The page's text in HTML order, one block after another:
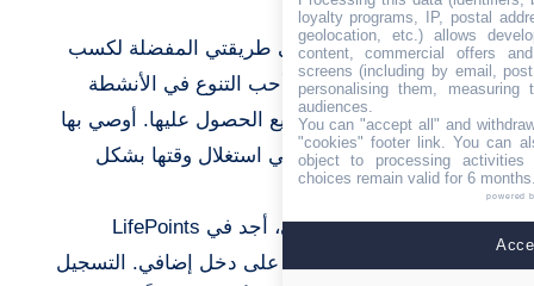
آراء المستخدمين
سارة:
“LifePoints هي طريقتي المفضلة لكسب
بعض المال الإضافي. أحب التنوع في الأنشطة
والمكافآت التي أستطيع الحصول عليها. أوصي بها
بشدة لكل أم ترغب في استغلال وقتها بشكل
مثمر!”
أحمد:
“كطالب جامعي، أجد في LifePoints
طريقة رائعة للحصول على دخل إضافي. التسجيل
loyalty programs, IP, postal
geolocation, etc.) allows
content, commercial offers
screens (including by email,
personalising them, measuring
audiences.
You can "accept all" and
"cookies" footer link. You can
object to processing
choices remain valid for 6
powered